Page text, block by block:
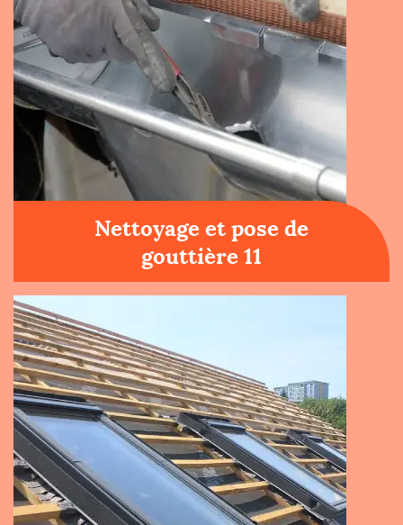
Nettoyage et pose de
gouttière 11